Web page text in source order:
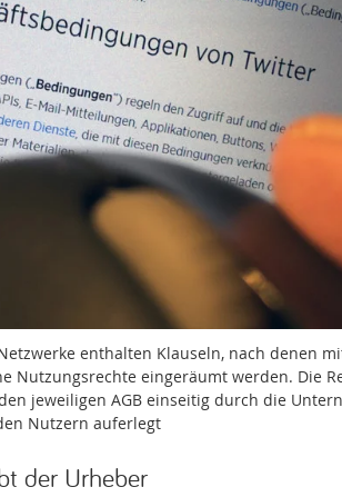
enthalten Klauseln, nach denen
Nutzungsrechte eingeräumt werden. Die
jeweiligen AGB einseitig durch die
Nutzern auferlegt
der Urheber